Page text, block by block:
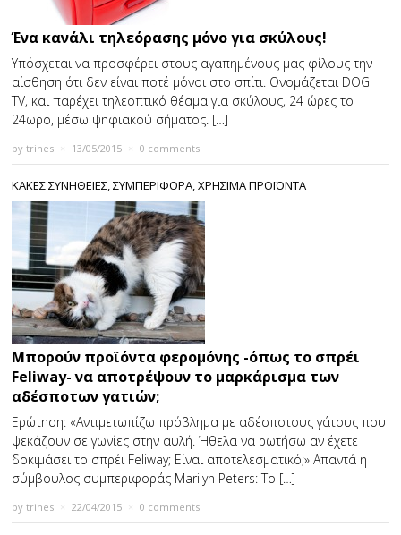
Ένα κανάλι τηλεόρασης μόνο για σκύλους!
Υπόσχεται να προσφέρει στους αγαπημένους μας φίλους την
αίσθηση ότι δεν είναι ποτέ μόνοι στο σπίτι. Ονομάζεται DOG
TV, και παρέχει τηλεοπτικό θέαμα για σκύλους, 24 ώρες το
24ωρο, μέσω ψηφιακού σήματος. […]
bytrihes 13/05/2015 0 comments
ΚΑΚΕΣ ΣΥΝΗΘΕΙΕΣ,ΣΥΜΠΕΡΙΦΟΡΑ,ΧΡΗΣΙΜΑ ΠΡΟΪΟΝΤΑ
Μπορούν προϊόντα φερομόνης -όπως το σπρέι
Feliway- να αποτρέψουν το μαρκάρισμα των
αδέσποτων γατιών;
Ερώτηση: «Αντιμετωπίζω πρόβλημα με αδέσποτους γάτους που
ψεκάζουν σε γωνίες στην αυλή. Ήθελα να ρωτήσω αν έχετε
δοκιμάσει το σπρέι Feliway; Είναι αποτελεσματικό;» Απαντά η
σύμβουλος συμπεριφοράς Marilyn Peters: Το […]
bytrihes 22/04/2015 0 comments